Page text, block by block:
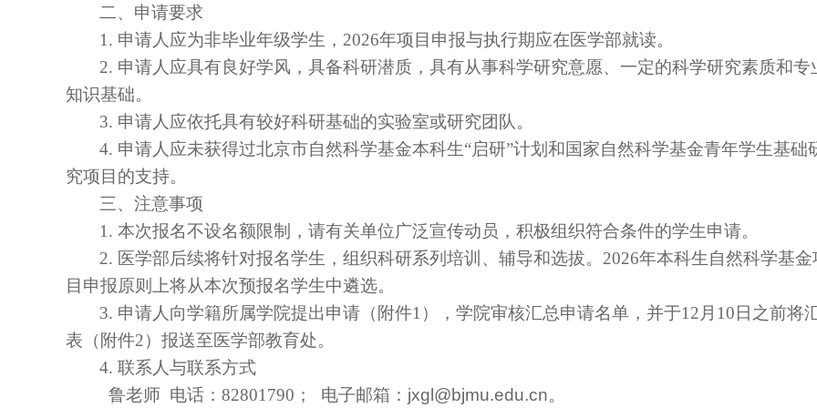
二、申请要求
1 . 申请人应为非毕业年级学生， 2026年项目申报与执行期应在医学部就读。
2. 申请人应具有良好学风，具备科研潜质，具有从事科学研究意愿、一定的科学研究素质和专
知识基础。
3. 申请人应依托具有较好科研基础的实验室或研究团队。
4. 申请人应未获得过北京市自然科学基金本科生“启研”计划和国家自然科学基金青年学生基础
究项目的支持。
三、注意事项
1 .本次报名不设名额限制，请有关单位广泛宣传动员，积极组织符合条件的学生申请。
2. 医学部后续将针对报名学生，组织科研系列培训、辅导和选拔。 2026年本科生自然科学基金
目申报原则上将从本次预报名学生中遴选。
3. 申请人向学籍所属学院提出申请（附件1），学院审核汇总申请名单，并于1 2 月 10 日之前将
表（附件2）报送至医学部教育处。
4. 联系人与联系方式
鲁老师 电话： 82801790 ； 电子邮箱： jxgl@bjmu.edu.cn。